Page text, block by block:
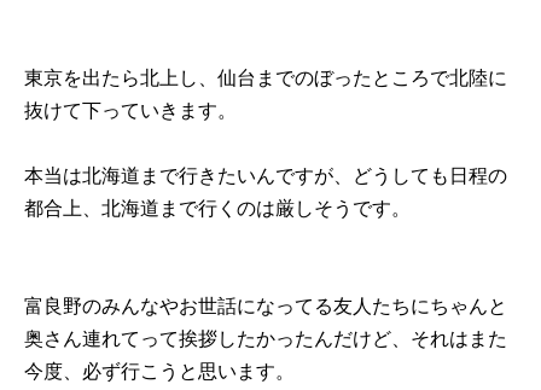
東京を出たら北上し、仙台までのぼったところで北陸に
抜けて下っていきます。
本当は北海道まで行きたいんですが、どうしても日程の
都合上、北海道まで行くのは厳しそうです。
富良野のみんなやお世話になってる友人たちにちゃんと
奥さん連れてって挨拶したかったんだけど、それはまた
今度、必ず行こうと思います。